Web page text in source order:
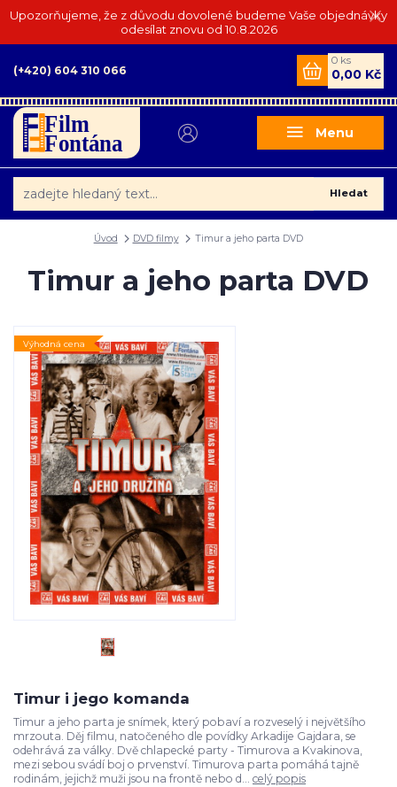
Upozorňujeme, že z důvodu dovolené budeme Vaše objednávky
odesílat znovu od 10.8.2026
Menu
Hledat
(+420) 604 310 066
0 ks
0,00 Kč
Úvod DVD filmy Timur a jeho parta DVD
Timur a jeho parta DVD
Výhodná cena
Timur i jego komanda
Timur a jeho parta je snímek, který pobaví a rozveselý i největšího
mrzouta. Děj filmu, natočeného dle povídky Arkadije Gajdara, se
odehrává za války. Dvě chlapecké party - Timurova a Kvakinova,
mezi sebou svádí boj o prvenství. Timurova parta pomáhá tajně
rodinám, jejichž muži jsou na frontě nebo d... celý popis